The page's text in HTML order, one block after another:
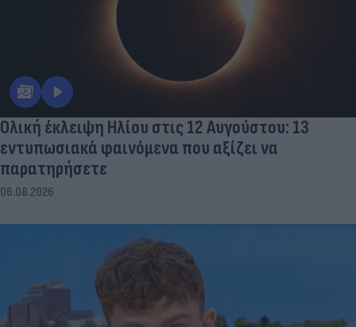
Ολική έκλειψη Ηλίου στις 12 Αυγούστου: 13
εντυπωσιακά φαινόμενα που αξίζει να
παρατηρήσετε
06.08.2026